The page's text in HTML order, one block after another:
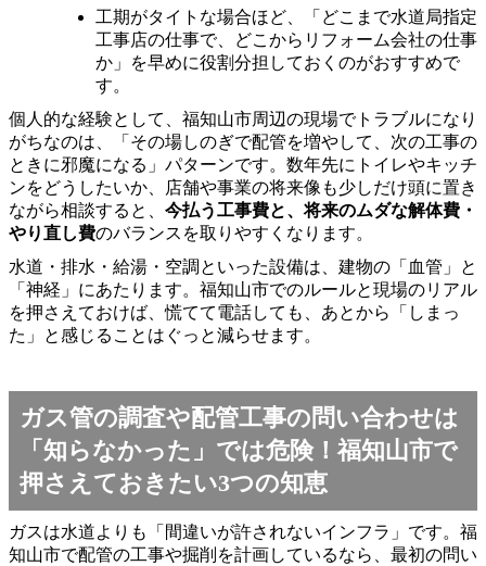
工期がタイトな場合ほど、「どこまで水道局指定
工事店の仕事で、どこからリフォーム会社の仕事
か」を早めに役割分担しておくのがおすすめで
す。
個人的な経験として、福知山市周辺の現場でトラブルになり
がちなのは、「その場しのぎで配管を増やして、次の工事の
ときに邪魔になる」パターンです。数年先にトイレやキッチ
ンをどうしたいか、店舗や事業の将来像も少しだけ頭に置き
ながら相談すると、 今払う工事費と、将来のムダな解体費・
やり直し費のバランスを取りやすくなります。
水道・排水・給湯・空調といった設備は、建物の「血管」と
「神経」にあたります。福知山市でのルールと現場のリアル
を押さえておけば、慌てて電話しても、あとから「しまっ
た」と感じることはぐっと減らせます。
ガス管の調査や配管工事の問い合わせは
「知らなかった」では危険！福知山市で
押さえておきたい3つの知恵
ガスは水道よりも「間違いが許されないインフラ」です。福
知山市で配管の工事や掘削を計画しているなら、最初の問い